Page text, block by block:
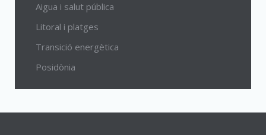
Aigua i salut pública
Litoral i platges
Transició energètica
Posidònia